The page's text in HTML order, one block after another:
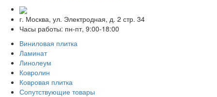
г. Москва, ул. Электродная, д. 2 стр. 34
Часы работы: пн-пт, 9:00-18:00
Виниловая плитка
Ламинат
Линолеум
Ковролин
Ковровая плитка
Сопутствующие товары